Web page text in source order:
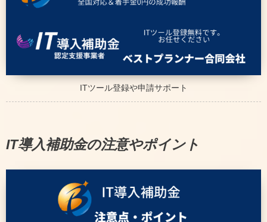
ITツール登録や申請サポート
IT導入補助金の注意やポイント